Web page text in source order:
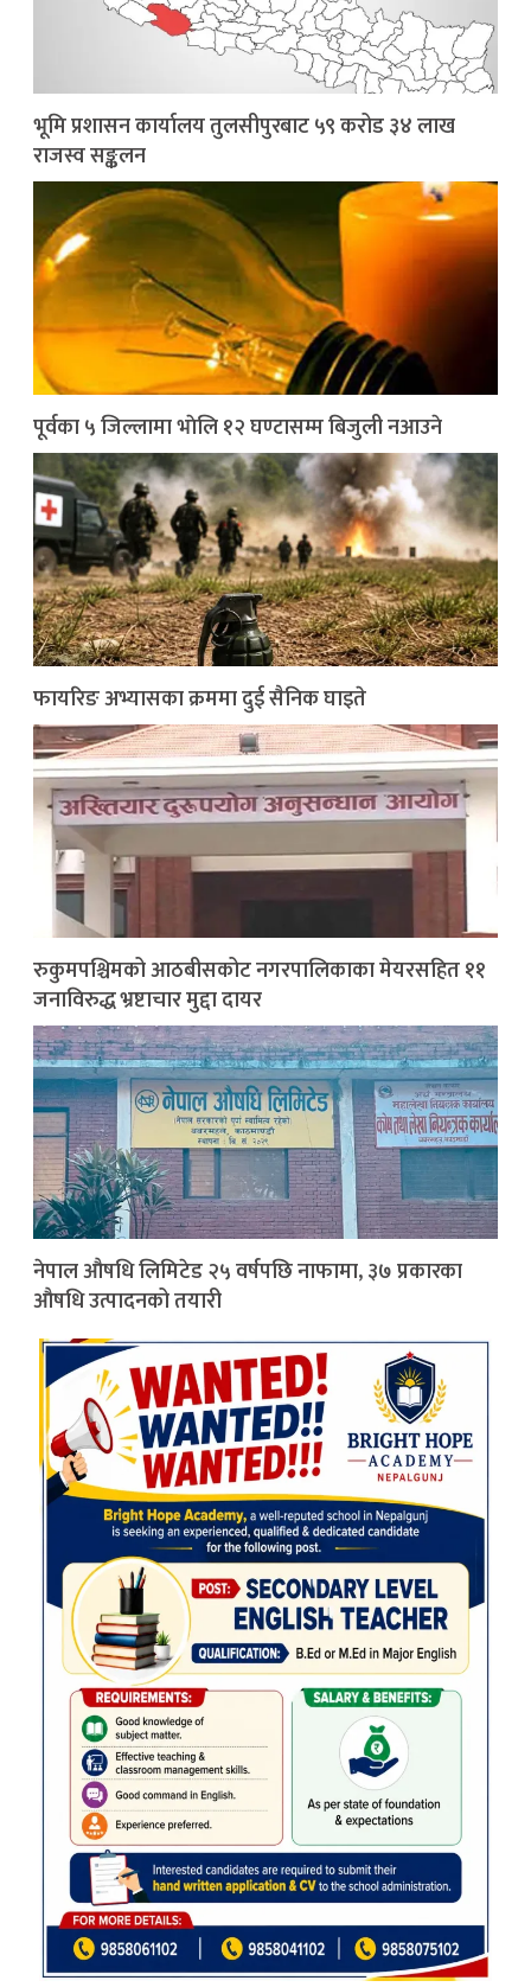
भूमि प्रशासन कार्यालय तुलसीपुरबाट ५९ करोड ३४ लाख
राजस्व सङ्कलन
पूर्वका ५ जिल्लामा भाेलि १२ घण्टासम्म बिजुली नआउने
फायरिङ अभ्यासका क्रममा दुई सैनिक घाइते
रुकुमपश्चिमको आठबीसकोट नगरपालिकाका मेयरसहित ११
जनाविरुद्ध भ्रष्टाचार मुद्दा दायर
नेपाल औषधि लिमिटेड २५ वर्षपछि नाफामा, ३७ प्रकारका
औषधि उत्पादनको तयारी